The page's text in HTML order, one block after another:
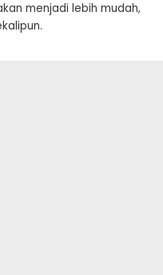
menjadi lebih mudah,